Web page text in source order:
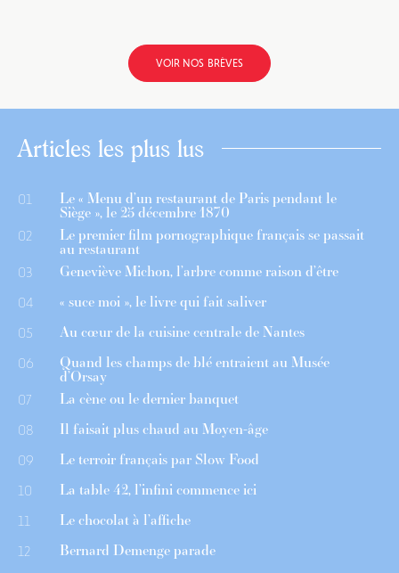
VOIR NOS BRÈVES
Articles les plus lus
01 Le « Menu d’un restaurant de Paris pendant le
Siège », le 25 décembre 1870
02 Le premier film pornographique français se passait
au restaurant
03 Geneviève Michon, l’arbre comme raison d’être
04 « suce moi », le livre qui fait saliver
05 Au cœur de la cuisine centrale de Nantes
06 Quand les champs de blé entraient au Musée
d’Orsay
07 La cène ou le dernier banquet
08 Il faisait plus chaud au Moyen-âge
09 Le terroir français par Slow Food
10 La table 42, l’infini commence ici
11 Le chocolat à l’affiche
12
Bernard Demenge parade